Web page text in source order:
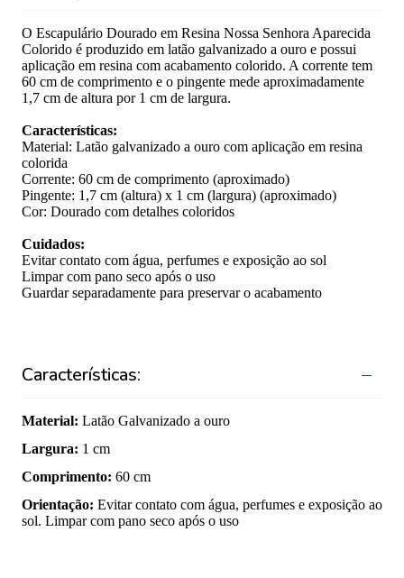
O Escapulário Dourado em Resina Nossa Senhora Aparecida
Colorido é produzido em latão galvanizado a ouro e possui
aplicação em resina com acabamento colorido. A corrente tem
60 cm de comprimento e o pingente mede aproximadamente
1,7 cm de altura por 1 cm de largura.
Características:
Material: Latão galvanizado a ouro com aplicação em resina
colorida
Corrente: 60 cm de comprimento (aproximado)
Pingente: 1,7 cm (altura) x 1 cm (largura) (aproximado)
Cor: Dourado com detalhes coloridos
Cuidados:
Evitar contato com água, perfumes e exposição ao sol
Limpar com pano seco após o uso
Guardar separadamente para preservar o acabamento
Características:
Material: Latão Galvanizado a ouro
Largura: 1 cm
Comprimento: 60 cm
Orientação: Evitar contato com água, perfumes e exposição ao
sol. Limpar com pano seco após o uso